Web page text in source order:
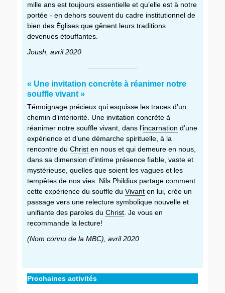
mille ans est toujours essentielle et qu’elle est à notre
portée - en dehors souvent du cadre institutionnel de
bien des Églises que gênent leurs traditions
devenues étouffantes.
Joush, avril2020
« Une invitation concrète à réanimer notre
souffle vivant »
Témoignage précieux qui esquisse les traces d’un
chemin d’intériorité. Une invitation concrète à
réanimer notre souffle vivant, dans l’incarnation d’une
expérience et d’une démarche spirituelle, à la
rencontre du Christ en nous et qui demeure en nous,
dans sa dimension d’intime présence fiable, vaste et
mystérieuse, quelles que soient les vagues et les
tempêtes de nos vies. Nils Phildius partage comment
cette expérience du souffle du Vivant en lui, crée un
passage vers une relecture symbolique nouvelle et
unifiante des paroles du Christ . Je vous en
recommande la lecture!
(Nom connu de la MBC), avril 2020
Témoignages
se
Prochaines activités